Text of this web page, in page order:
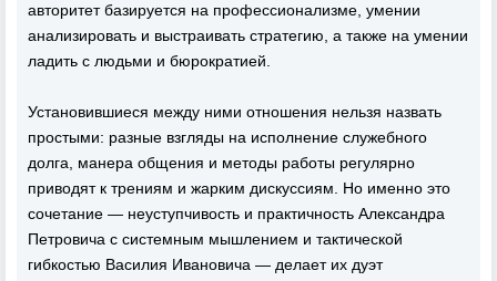
авторитет базируется на профессионализме, умении
анализировать и выстраивать стратегию, а также на умении
ладить с людьми и бюрократией.
Установившиеся между ними отношения нельзя назвать
простыми: разные взгляды на исполнение служебного
долга, манера общения и методы работы регулярно
приводят к трениям и жарким дискуссиям. Но именно это
сочетание — неуступчивость и практичность Александра
Петровича с системным мышлением и тактической
гибкостью Василия Ивановича — делает их дуэт